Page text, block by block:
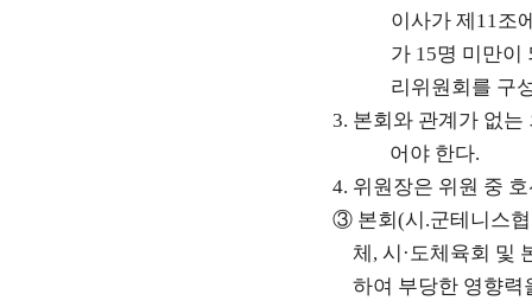
이사가 제 11조
가 15명 미만이
리위원회를 구
3. 본회와 관계가 없는
어야 한다.
4. 위원장은 위원 중
③ 본회(시 .군테니스
체 ,시 ·도체육회 및
하여 부당한 영향력